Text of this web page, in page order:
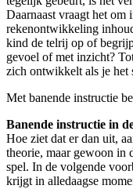
Daarnaast vraagt het
rekenontwikkeling
kind de telrij op of
gevoel of met inzicht?
zich ontwikkelt als je het
Met banende instructie
Banende instructie in
Hoe ziet dat er dan uit,
theorie, maar gewoon in
spel. In de volgende
krijgt in alledaagse